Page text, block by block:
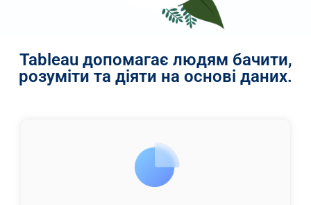
Tableau допомагає людям бачити,
розуміти та діяти на основі даних.